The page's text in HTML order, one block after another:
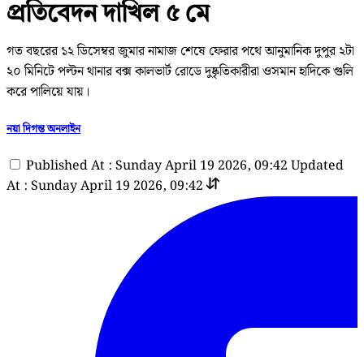
প্রতিবেদন দাখিল ৫ মে
গত বছরের ১২ ডিসেম্বর জুমার নামাজ শেষে ফেরার পথে আনুমানিক দুপুর ২টা
২০ মিনিটে পল্টন থানার বক্স কালভার্ট রোডে দুষ্কৃতিকারীরা ওসমান হাদিকে গুলি
করে পালিয়ে যায়।
নয়া দিগন্ত অনলাইন
Published At : Sunday April 19 2026, 09:42 Updated
At : Sunday April 19 2026, 09:42